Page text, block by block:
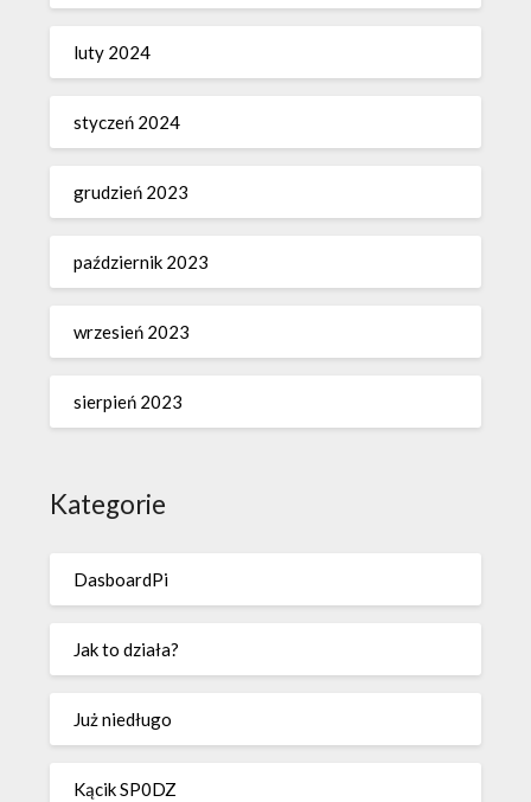
luty 2024
styczeń 2024
grudzień 2023
październik 2023
wrzesień 2023
sierpień 2023
Kategorie
DasboardPi
Jak to działa?
Już niedługo
Kącik SP0DZ